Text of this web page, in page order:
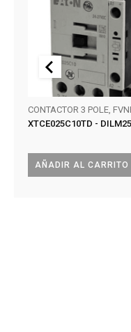
AÑADIR AL CARRITO
CONTACTOR 3 POLE,
XTCE025C10TD -